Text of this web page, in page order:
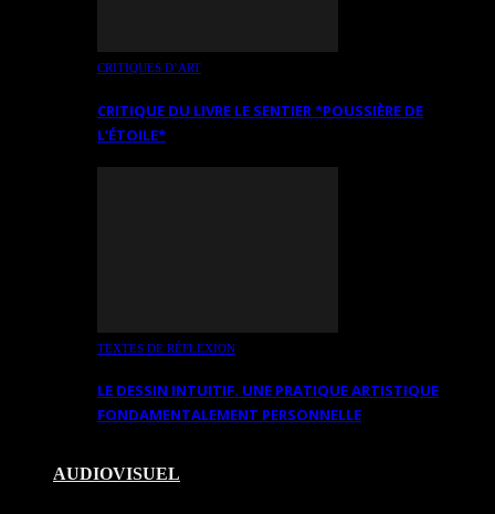
CRITIQUES D’ART
CRITIQUE DU LIVRE LE SENTIER *POUSSIÈRE DE
L’ÉTOILE*
TEXTES DE RÉFLEXION
LE DESSIN INTUITIF. UNE PRATIQUE ARTISTIQUE
FONDAMENTALEMENT PERSONNELLE
AUDIOVISUEL